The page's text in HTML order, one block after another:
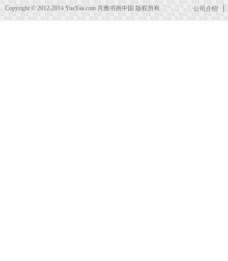
Copyright © 2012-2014 YueYaa.com 月雅书画中国 版权所有 公司介绍